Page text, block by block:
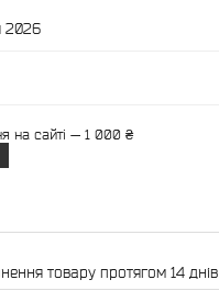
2026
на сайті — 1 000 ₴
товару протягом 14 днів